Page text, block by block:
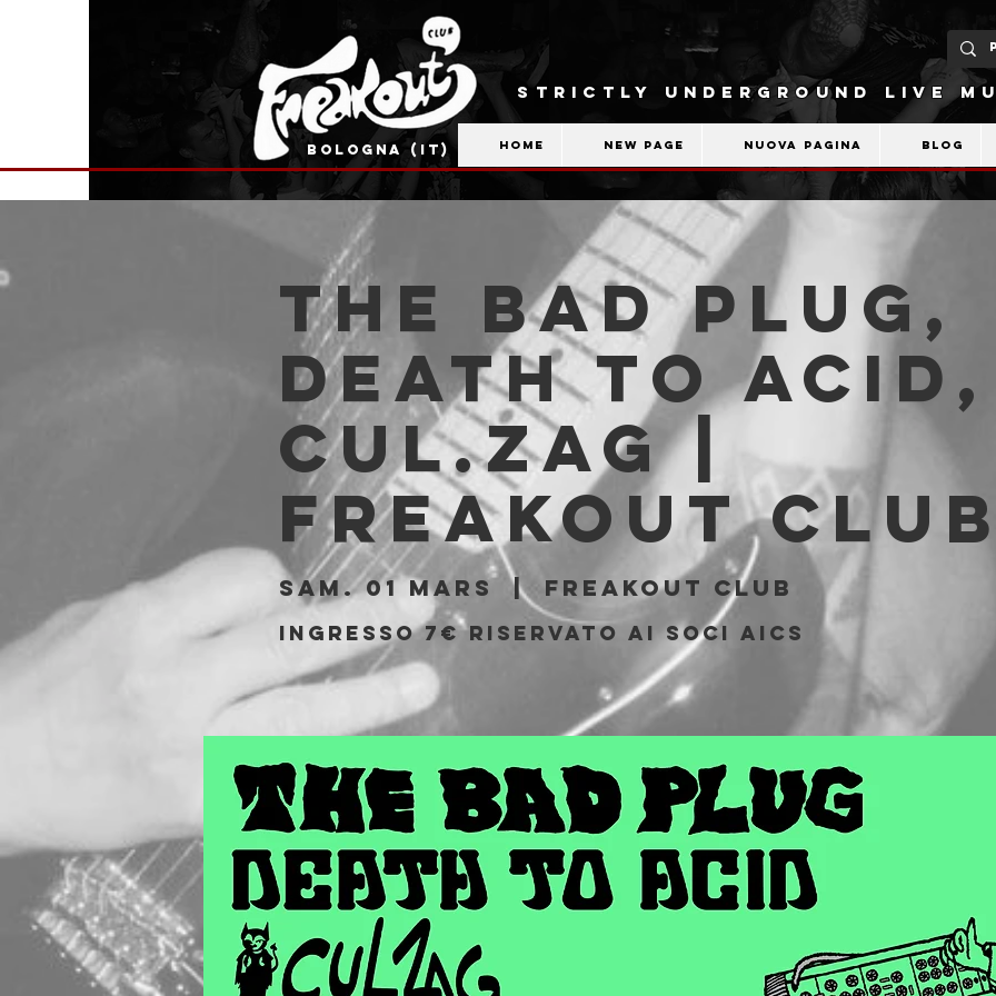
BOLOGNA (IT)
STRICTLY UNDERGROUND LIVE
Home New Page Nuova pagina Blog
The Bad Plug,
Death to Acid,
Cul.Zag |
Freakout
sam. 01 mars
  |
Freakout Club
Ingresso 7€ riservato ai soci AICS